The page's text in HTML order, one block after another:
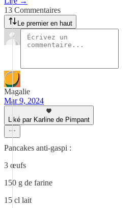
13 Commentaires
Le premier en haut
Magalie
Mar 9, 2024
Liké par Karline de Pimpant
Pancakes anti-gaspi :
3 œufs
150 g de farine
15 cl lait